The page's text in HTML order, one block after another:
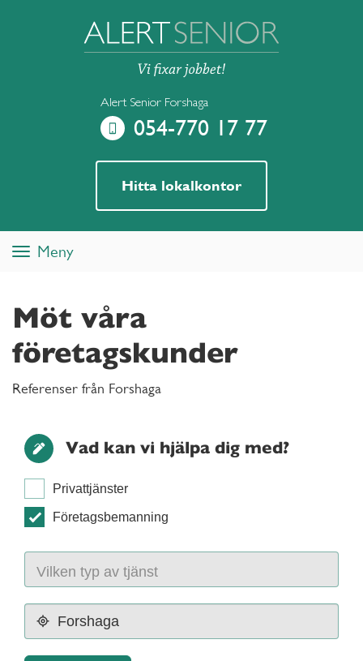
Alert Senior Forshaga
054-770 17 77
Hitta lokalkontor
ToggleMeny
Möt våra
företagskunder
Referenser från Forshaga
Vad kan vi hjälpa dig med?
Privattjänster
Företagsbemanning